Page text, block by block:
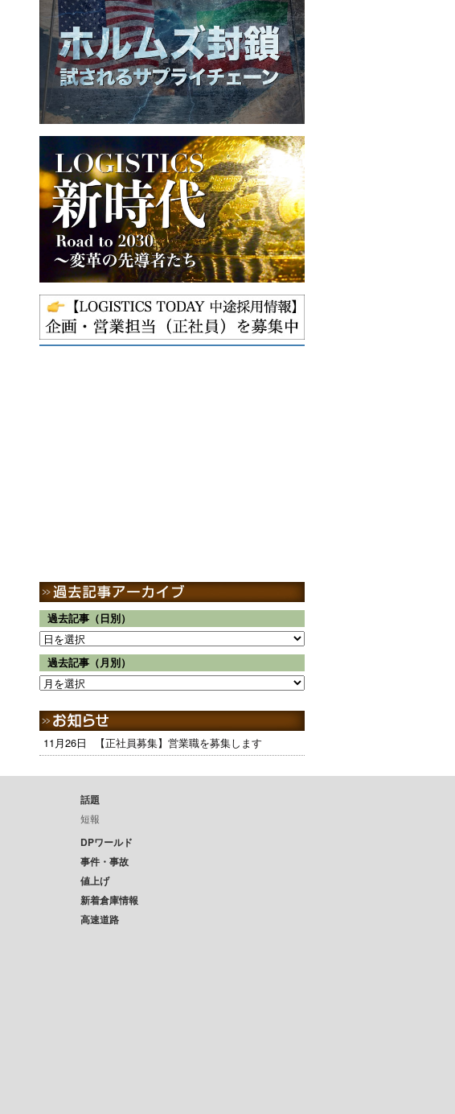
過去記事（日別）
過去記事（月別）
11月26日 【正社員募集】営業職を募集します
話題
短報
DPワールド
事件・事故
値上げ
新着倉庫情報
高速道路